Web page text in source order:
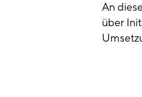
An
über